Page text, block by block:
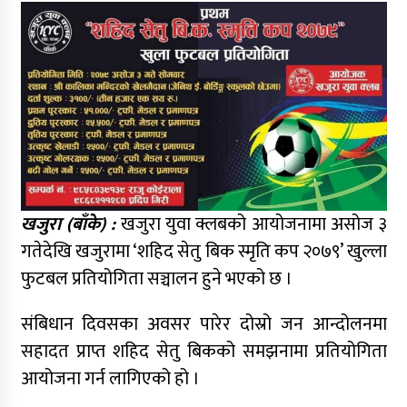
खजुरा (बाँके) :खजुरा युवा क्लबको आयोजनामा असोज ३
गतेदेखि खजुरामा ‘शहिद सेतु बिक स्मृति कप २०७९’ खुल्ला
फुटबल प्रतियोगिता सञ्चालन हुने भएको छ ।
संबिधान दिवसका अवसर पारेर दोस्रो जन आन्दोलनमा
सहादत प्राप्त शहिद सेतु बिकको समझनामा प्रतियोगिता
आयोजना गर्न लागिएको हो ।